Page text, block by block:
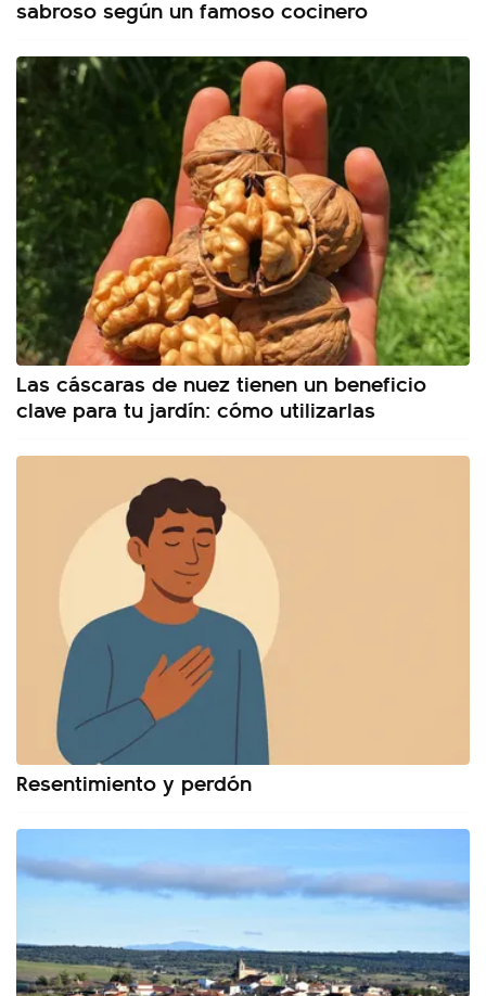
sabroso según un famoso cocinero
Las cáscaras de nuez tienen un beneficio
clave para tu jardín: cómo utilizarlas
Resentimiento y perdón